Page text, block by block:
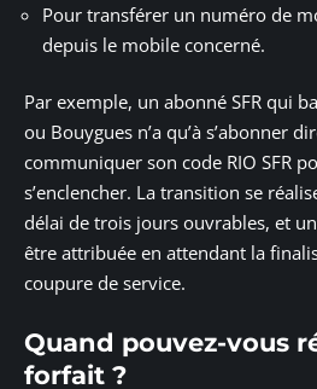
Pour transférer un numéro de
depuis le mobile concerné.
Par exemple, un abonné SFR qui
ou Bouygues n’a qu’à s’abonner
communiquer son code RIO SFR
s’enclencher. La transition se
délai de trois jours ouvrables, et
être attribuée en attendant la
coupure de service.
Quand pouvez-vous
forfait ?